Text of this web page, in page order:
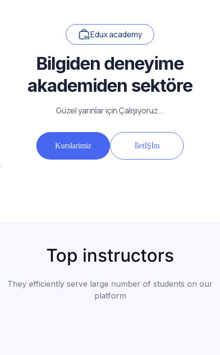
Edux academy
Bilgiden deneyime
akademiden sektöre
Güzel yarınlar için Çalışıyoruz...
Kurslarimiz İletİŞİm
Top instructors
They efficiently serve large number of students on our
platform